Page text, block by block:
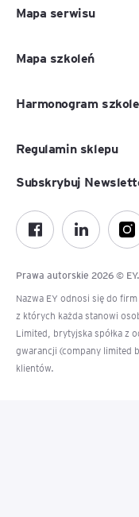
Mapa serwisu
Mapa szkoleń
Harmonogram
Regulamin sklepu
Prawa autorskie 2026 ©
Nazwa EY odnosi się do
z których każda stanowi
Limited, brytyjska spółka z
gwarancji (company limited
klientów.
Subskrybuj